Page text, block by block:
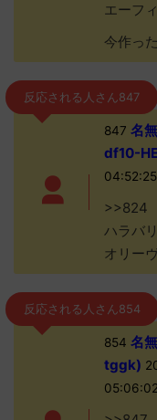
エーフィ
今作っ
反応される人さん847
847 名
df10-
>>824
ハラバ
オリー
反応される人さん854
854 名
tggk)